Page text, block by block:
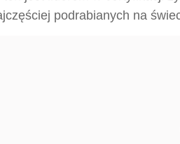
podrabianych na